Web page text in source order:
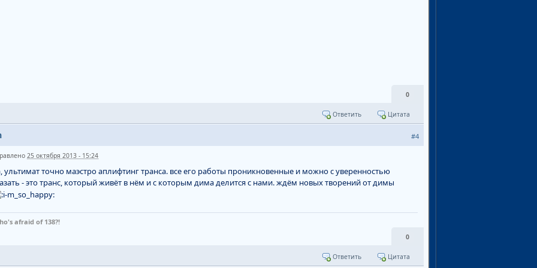
0
Цитата
Ответить
#4
25 октября 2013 - 15:24
ультимат точно маэстро аплифтинг транса. все его работы проникновенные и можно с уверенностью
- это транс, который живёт в нём и с которым дима делится с нами. ждём новых творений от димы
afraid of 138?!
0
Цитата
Ответить